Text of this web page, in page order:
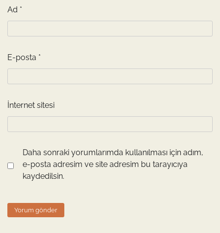
Ad *
E-posta *
İnternet sitesi
Daha sonraki yorumlarımda kullanılması için adım,
e-posta adresim ve site adresim bu tarayıcıya
kaydedilsin.